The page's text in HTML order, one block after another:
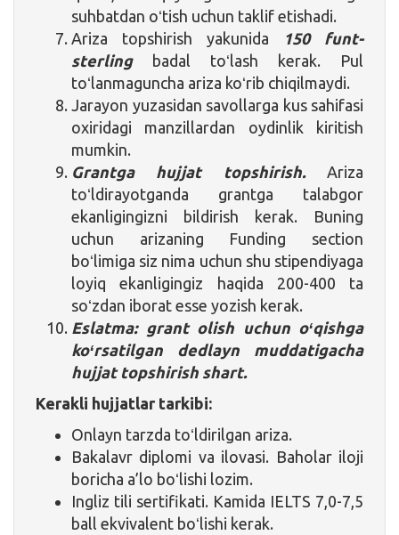
suhbatdan oʻtish uchun taklif etishadi.
Ariza topshirish yakunida
150 funt-
sterlingbadal toʻlash kerak. Pul
toʻlanmaguncha ariza koʻrib chiqilmaydi.
Jarayon yuzasidan savollarga kus sahifasi
oxiridagi manzillardan oydinlik kiritish
mumkin.
Grantga hujjat topshirish. Ariza
toʻldirayotganda grantga talabgor
ekanligingizni bildirish kerak. Buning
uchun arizaning Funding section
boʻlimiga siz nima uchun shu stipendiyaga
loyiq ekanligingiz haqida 200-400 ta
soʻzdan iborat esse yozish kerak.
Eslatma: grant olish uchun oʻqishga
koʻrsatilgan dedlayn muddatigacha
hujjat topshirish shart.
Kerakli hujjatlar tarkibi:
Onlayn tarzda toʻldirilgan ariza.
Bakalavr diplomi va ilovasi. Baholar iloji
boricha a’lo boʻlishi lozim.
Ingliz tili sertifikati. Kamida IELTS 7,0-7,5
ball ekvivalent boʻlishi kerak.